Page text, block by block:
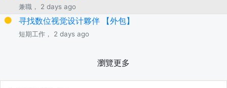
兼職， 2 days ago
寻找数位视觉设计夥伴 【外包】
短期工作， 2 days ago
瀏覽更多